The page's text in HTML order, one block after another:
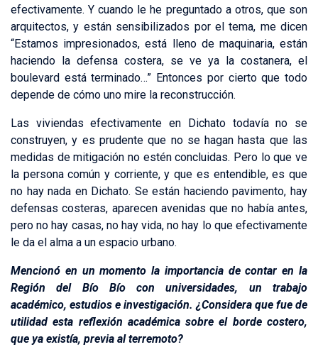
efectivamente. Y cuando le he preguntado a otros, que son
arquitectos, y están sensibilizados por el tema, me dicen
“Estamos impresionados, está lleno de maquinaria, están
haciendo la defensa costera, se ve ya la costanera, el
boulevard está terminado…” Entonces por cierto que todo
depende de cómo uno mire la reconstrucción.
Las viviendas efectivamente en Dichato todavía no se
construyen, y es prudente que no se hagan hasta que las
medidas de mitigación no estén concluidas. Pero lo que ve
la persona común y corriente, y que es entendible, es que
no hay nada en Dichato. Se están haciendo pavimento, hay
defensas costeras, aparecen avenidas que no había antes,
pero no hay casas, no hay vida, no hay lo que efectivamente
le da el alma a un espacio urbano.
Mencionó en un momento la importancia de contar en la
Región del Bío Bío con universidades, un trabajo
académico, estudios e investigación. ¿Considera que fue de
utilidad esta reflexión académica sobre el borde costero,
que ya existía, previa al terremoto?